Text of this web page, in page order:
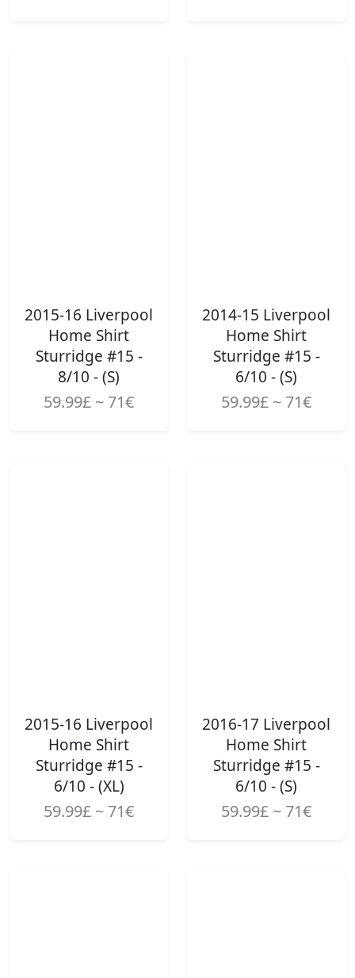
2015-16 Liverpool
Home Shirt
Sturridge #15 -
8/10 - (S)
59.99£ ~ 71€
2014-15 Liverpool
Home Shirt
Sturridge #15 -
6/10 - (S)
59.99£ ~ 71€
2015-16 Liverpool
Home Shirt
Sturridge #15 -
6/10 - (XL)
59.99£ ~ 71€
2016-17 Liverpool
Home Shirt
Sturridge #15 -
6/10 - (S)
59.99£ ~ 71€